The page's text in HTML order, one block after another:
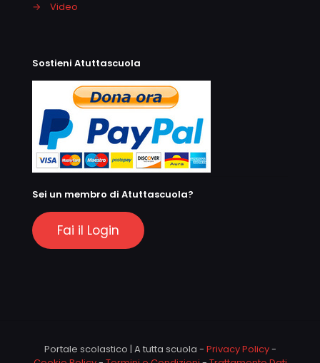
→
Video
Sostieni Atuttascuola
Sei un membro di Atuttascuola?
Fai il Login
Portale scolastico | A tutta scuola - Privacy Policy-